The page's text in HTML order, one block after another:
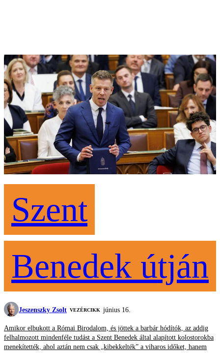
Szent
Benedek útján
Jeszenszky Zsolt VEZÉRCIKK június 16.
Amikor elbukott a Római Birodalom, és jöttek a barbár hódítók, az addig
felhalmozott mindenféle tudást a Szent Benedek által alapított kolostorokba
menekítették, ahol aztán nem csak „kibekkelték” a viharos időket, hanem